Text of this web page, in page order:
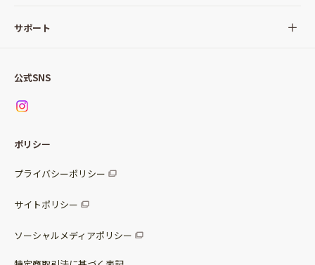
サラダ
パッケージサラダ
惣菜サラダ
調味料
Qummy(キユーミー)について
サポート
お問い合わせ
公式SNS
ポリシー
プライバシーポリシー
サイトポリシー
ソーシャルメディアポリシー